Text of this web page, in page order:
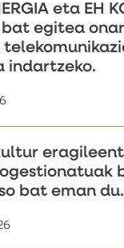
eta EH
egitea
indartzeko.
bat eman du.